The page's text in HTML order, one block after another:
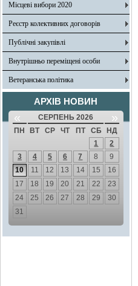
Місцеві вибори 2020
Реєстр колективних договорів
Публічні закупівлі
Внутрішньо переміщені особи
Ветеранська політика
АРХІВ НОВИН
« СЕРПЕНЬ 2026 »
ПН ВТ СР ЧТ ПТ СБ
НД
1
2
3
4 5 6 7 8
9
10
11 12 13 14 15
16
17
18 19 20 21 22
23
24
25 26 27 28 29
30
31